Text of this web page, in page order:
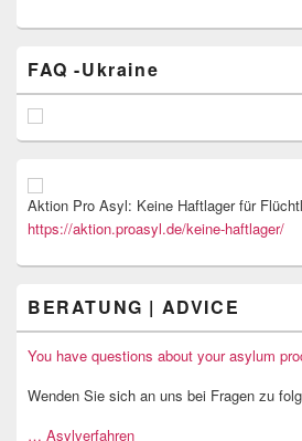
FAQ -Ukraine
Aktion Pro Asyl: Keine Haftlager für
https://aktion.proasyl.de/keine-haftlager/
BERATUNG | ADVICE
You have questions about your asylum
Wenden Sie sich an uns bei Fragen zu
… Asylverfahren